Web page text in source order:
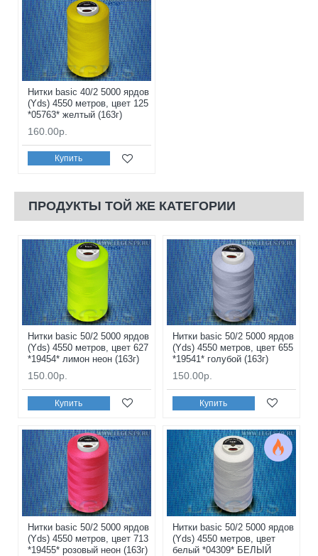
Нитки basic 40/2 5000 ярдов
(Yds) 4550 метров, цвет 125
*05763* желтый (163г)
160.00р.
Купить
ПРОДУКТЫ ТОЙ ЖЕ КАТЕГОРИИ
Нитки basic 50/2 5000 ярдов
(Yds) 4550 метров, цвет 627
*19454* лимон неон (163г)
150.00р.
Купить
Нитки basic 50/2 5000 ярдов
(Yds) 4550 метров, цвет 655
*19541* голубой (163г)
150.00р.
Купить
Нитки basic 50/2 5000 ярдов
(Yds) 4550 метров, цвет 713
*19455* розовый неон (163г)
Нитки basic 50/2 5000 ярдов
(Yds) 4550 метров, цвет
белый *04309* БЕЛЫЙ